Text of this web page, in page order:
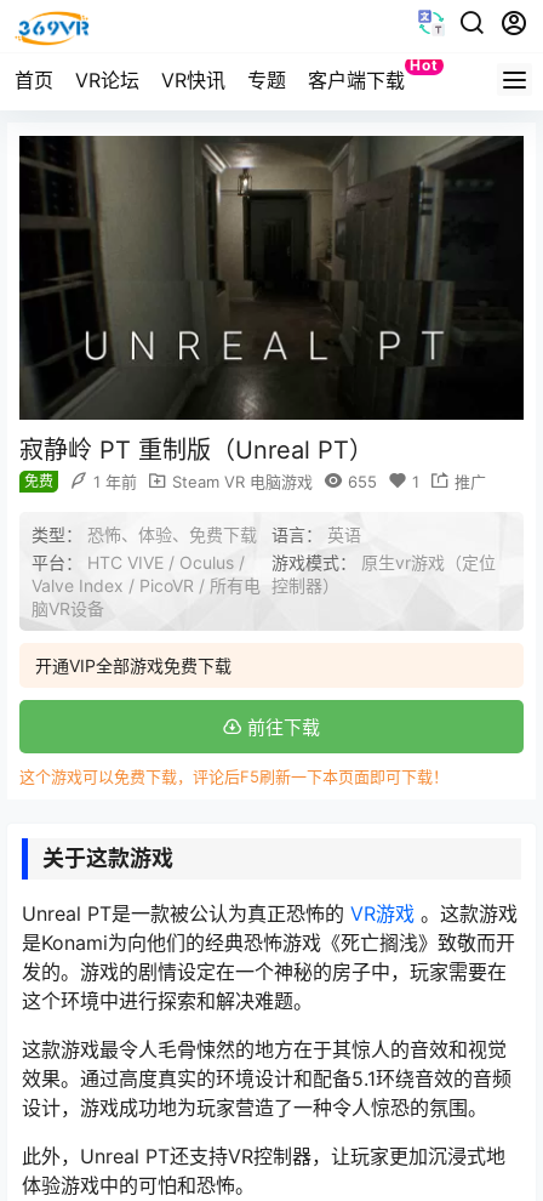
首页 VR论坛 VR快讯 专题 客户端下载
Hot
Quest
寂静岭 PT 重制版（Unreal PT）
免费 1 年前 Steam VR 电脑游戏 655 1 推广
类型： 恐怖、体验、免费下载 语言： 英语
平台： HTC VIVE / Oculus /
Valve Index / PicoVR / 所有电
脑VR设备
游戏模式： 原生vr游戏（定位
控制器）
开通VIP全部游戏免费下载
前往下载
这个游戏可以免费下载，评论后F5刷新一下本页面即可下载！
关于这款游戏
Unreal PT是一款被公认为真正恐怖的 VR游戏 。这款游戏
是Konami为向他们的经典恐怖游戏《死亡搁浅》致敬而开
发的。游戏的剧情设定在一个神秘的房子中，玩家需要在
这个环境中进行探索和解决难题。
这款游戏最令人毛骨悚然的地方在于其惊人的音效和视觉
效果。通过高度真实的环境设计和配备5.1环绕音效的音频
设计，游戏成功地为玩家营造了一种令人惊恐的氛围。
此外，Unreal PT还支持VR控制器，让玩家更加沉浸式地
体验游戏中的可怕和恐怖。